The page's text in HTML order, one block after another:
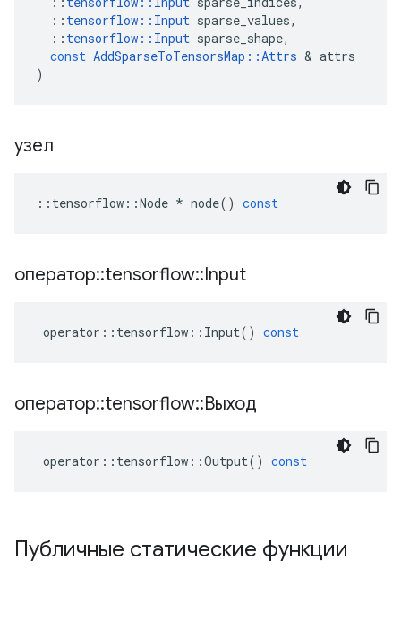
:: tensorflow :: Input sparse_values,
:: tensorflow :: Input sparse_shape,
const AddSparseToTensorsMap ::Attrs & attrs
)
узел
:: tensorflow ::Node * node() const
оператор::tensorflow::Input
operator :: tensorflow :: Input() const
оператор::tensorflow::Выход
operator :: tensorflow ::Output() const
Публичные статические функции